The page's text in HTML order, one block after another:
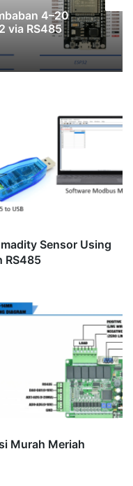
via RS485
dan ESP32
PHP)
Sensor Using
RS485
Murah Meriah